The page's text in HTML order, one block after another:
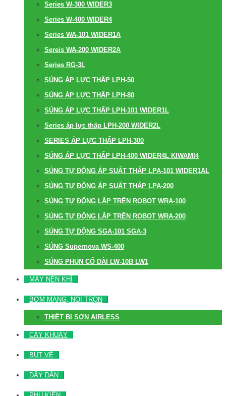
Series W-300 WIDER3
Series W-400 WIDER4
Series WA-101 WIDER1A
Sereis WA-200 WIDER2A
Series RG-3L
SÚNG ÁP LỰC THẤP LPH-50
SÚNG ÁP LỰC THẤP LPH-80
SÚNG ÁP LỰC THẤP LPH-101 WIDER1L
Series áp lực thấp LPH-200 WIDER2L
SERIES ÁP LỰC THẤP LPH-300
SÚNG ÁP LỰC THẤP LPH-400 WIDER4L KIWAMI4
SÚNG TỰ ĐỘNG ÁP SUẤT THẤP LPA-101 WIDER1AL
SÚNG TỰ ĐỘNG ÁP SUẤT THẤP LPA-200
SÚNG TỰ ĐỘNG LẮP TRÊN ROBOT WRA-100
SÚNG TỰ ĐỘNG LẮP TRÊN ROBOT WRA-200
SÚNG TỰ ĐỘNG SGA-101 SGA-3
SÚNG Supernova WS-400
SÚNG PHUN CỔ DÀI LW-10B LW1
MÁY NÉN KHÍ
BƠM MÀNG, NỒI TRỘN
THIẾT BỊ SƠN AIRLESS
CÂY KHUẤY
BÚT VẼ
DÂY DẪN